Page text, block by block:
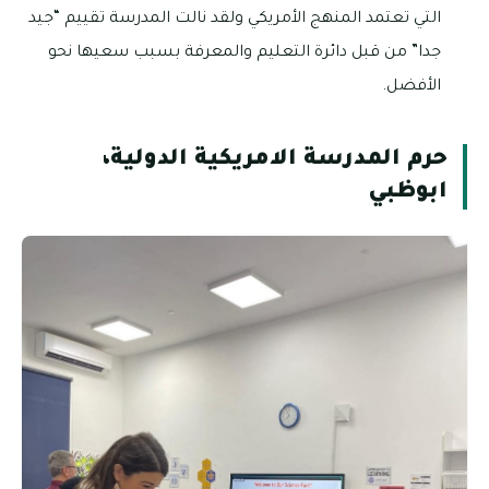
التي تعتمد المنهج الأمريكي ولقد نالت المدرسة تقييم “جيد
جدا” من قبل دائرة التعليم والمعرفة بسبب سعيها نحو
الأفضل.
حرم المدرسة الامريكية الدولية،
ابوظبي